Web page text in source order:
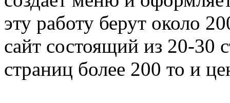
эту работу берут около
сайт состоящий из 20-30
страниц более 200 то и